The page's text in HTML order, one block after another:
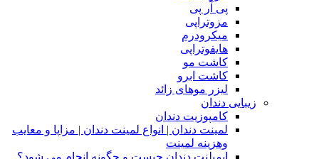
پی آر پی
مزوتراپی
میکرودرم
هایفوتراپی
کاشت مو
کاشت ابرو
لیزر موهای زائد
زیبایی دندان
کامپوزیت دندان
لمینت دندان | انواع لمینت دندان | مزاپا و معایب
وهزینه لمینت
ایمپلنت دندان چیست و چگونه انجام می شود؟